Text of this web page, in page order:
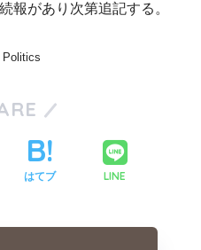
報があり次第追記する。
Politics
はてブ LINE